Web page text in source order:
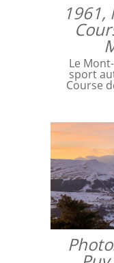
1961,
Le
sport
Course